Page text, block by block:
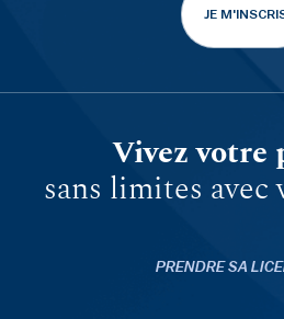
JE
Vivez votre
sans limites avec
PRENDRE SA